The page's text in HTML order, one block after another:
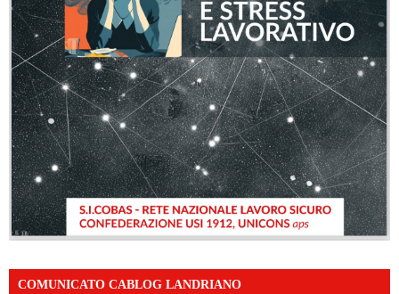
COMUNICATO CABLOG LANDRIANO